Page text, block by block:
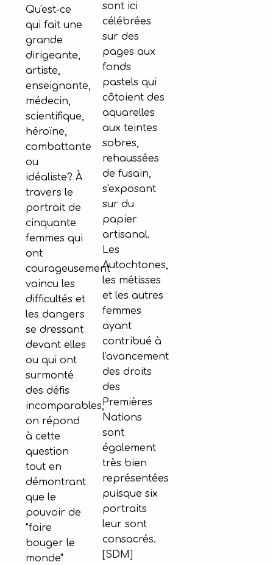
Qu'est-ce
qui fait une
grande
dirigeante,
artiste,
enseignante,
médecin,
scientifique,
héroïne,
combattante
ou
idéaliste? À
travers le
portrait de
cinquante
femmes qui
ont
courageusement
vaincu les
difficultés et
les dangers
se dressant
devant elles
ou qui ont
surmonté
des défis
incomparables,
on répond
à cette
question
tout en
démontrant
que le
pouvoir de
"faire
bouger le
monde"
sont ici
célébrées
sur des
pages aux
fonds
pastels qui
côtoient des
aquarelles
aux teintes
sobres,
rehaussées
de fusain,
s'exposant
sur du
papier
artisanal.
Les
Autochtones,
les métisses
et les autres
femmes
ayant
contribué à
l'avancement
des droits
des
Premières
Nations
sont
également
très bien
représentées
puisque six
portraits
leur sont
consacrés.
[SDM]